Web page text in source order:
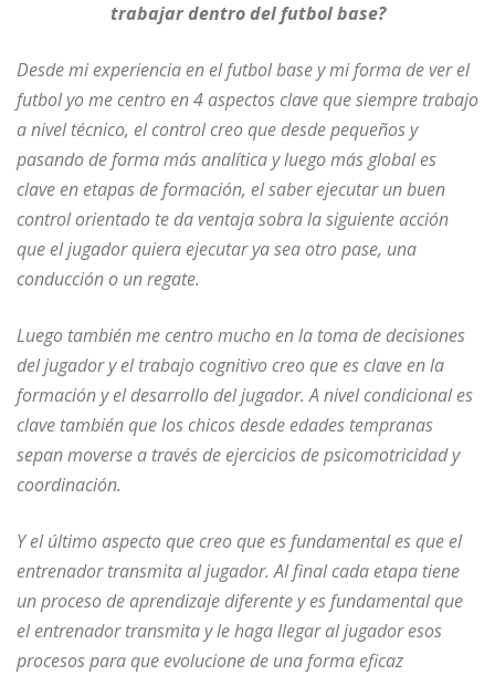
trabajar dentro del futbol base?
Desde mi experiencia en el futbol base y mi forma de ver el
futbol yo me centro en 4 aspectos clave que siempre trabajo
a nivel técnico, el control creo que desde pequeños y
pasando de forma más analítica y luego más global es
clave en etapas de formación, el saber ejecutar un buen
control orientado te da ventaja sobra la siguiente acción
que el jugador quiera ejecutar ya sea otro pase, una
conducción o un regate.
Luego también me centro mucho en la toma de decisiones
del jugador y el trabajo cognitivo creo que es clave en la
formación y el desarrollo del jugador. A nivel condicional es
clave también que los chicos desde edades tempranas
sepan moverse a través de ejercicios de psicomotricidad y
coordinación.
Y el último aspecto que creo que es fundamental es que el
entrenador transmita al jugador. Al final cada etapa tiene
un proceso de aprendizaje diferente y es fundamental que
el entrenador transmita y le haga llegar al jugador esos
procesos para que evolucione de una forma eficaz